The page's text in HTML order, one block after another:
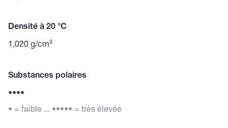
Densité à 20 °C
1,020 g/cm³
Substances polaires
••••
• = faible ... ••••• = très élevée